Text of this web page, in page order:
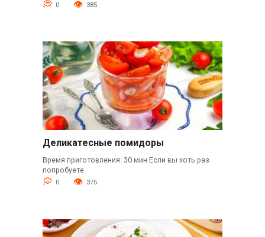
0 385
Деликатесные помидоры
Время приготовления: 30 мин Если вы хоть раз
попробуете
0 375